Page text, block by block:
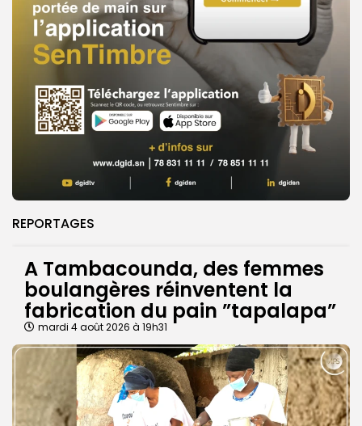
REPORTAGES
A Tambacounda, des femmes
boulangères réinventent la
fabrication du pain ”tapalapa”
mardi 4 août 2026 à 19h31